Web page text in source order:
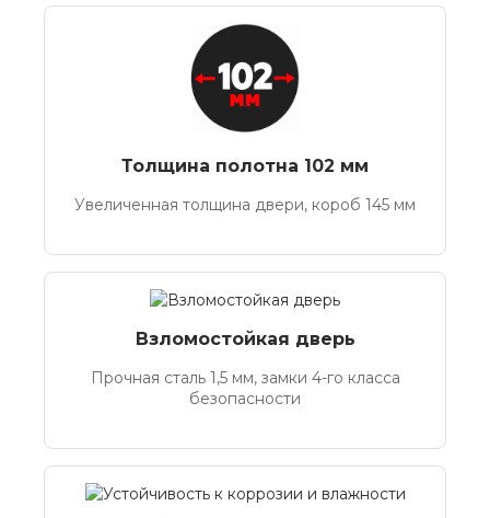
Толщина полотна 102 мм
Увеличенная толщина двери, короб 145 мм
Взломостойкая дверь
Прочная сталь 1,5 мм, замки 4-го класса
безопасности